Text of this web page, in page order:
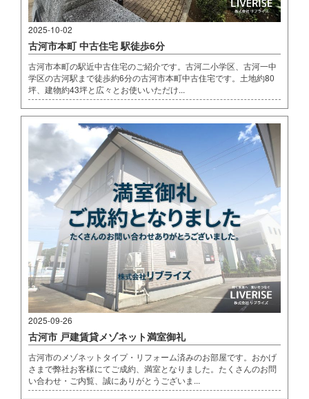
2025-10-02
古河市本町 中古住宅 駅徒歩6分
古河市本町の駅近中古住宅のご紹介です。古河二小学区、古河一中
学区の古河駅まで徒歩約6分の古河市本町中古住宅です。土地約80
坪、建物約43坪と広々とお使いいただけ...
2025-09-26
古河市 戸建賃貸メゾネット満室御礼
古河市のメゾネットタイプ・リフォーム済みのお部屋です。おかげ
さまで弊社お客様にてご成約、満室となりました。たくさんのお問
い合わせ・ご内覧、誠にありがとうございま...